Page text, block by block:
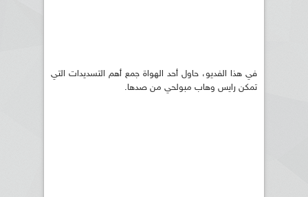
في هذا الفديو، حاول أحد الهواة جمع أهم التسديدات التي
تمكن رايس وهاب مبولحي من صدها.